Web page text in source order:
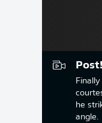
Post!
he
angle.